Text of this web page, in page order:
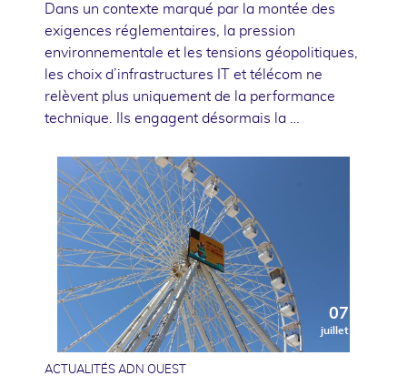
Dans un contexte marqué par la montée des
exigences réglementaires, la pression
environnementale et les tensions géopolitiques,
les choix d’infrastructures IT et télécom ne
relèvent plus uniquement de la performance
technique. Ils engagent désormais la …
07
juillet
ACTUALITÉS ADN OUEST